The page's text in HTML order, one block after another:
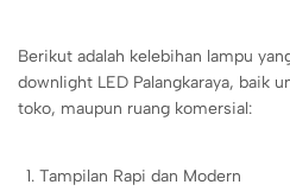
Berikut adalah kelebihan lampu
downlight LED Palangkaraya, baik
toko, maupun ruang komersial:
Tampilan Rapi dan Modern